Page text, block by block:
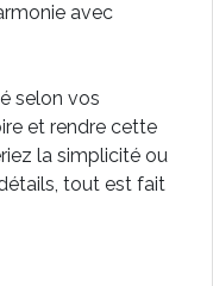
avec
selon vos
et rendre cette
la simplicité ou
tout est fait